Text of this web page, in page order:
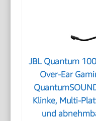
JBL Quantum
Over-Ear
Klinke, Multi-
und